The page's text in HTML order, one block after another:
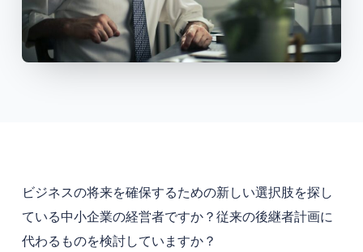
ビジネスの将来を確保するための新しい選択肢を探し
ている中小企業の経営者ですか？従来の後継者計画に
代わるものを検討していますか？